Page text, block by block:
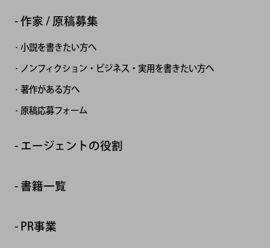
作家 / 原稿募集
小説を書きたい方へ
ノンフィクション・ビジネス・実用を書きたい方へ
著作がある方へ
原稿応募フォーム
エージェントの役割
書籍一覧
PR事業